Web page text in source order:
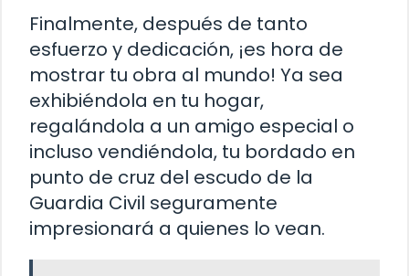
Finalmente, después de tanto
esfuerzo y dedicación, ¡es hora de
mostrar tu obra al mundo! Ya sea
exhibiéndola en tu hogar,
regalándola a un amigo especial o
incluso vendiéndola, tu bordado en
punto de cruz del escudo de la
Guardia Civil seguramente
impresionará a quienes lo vean.